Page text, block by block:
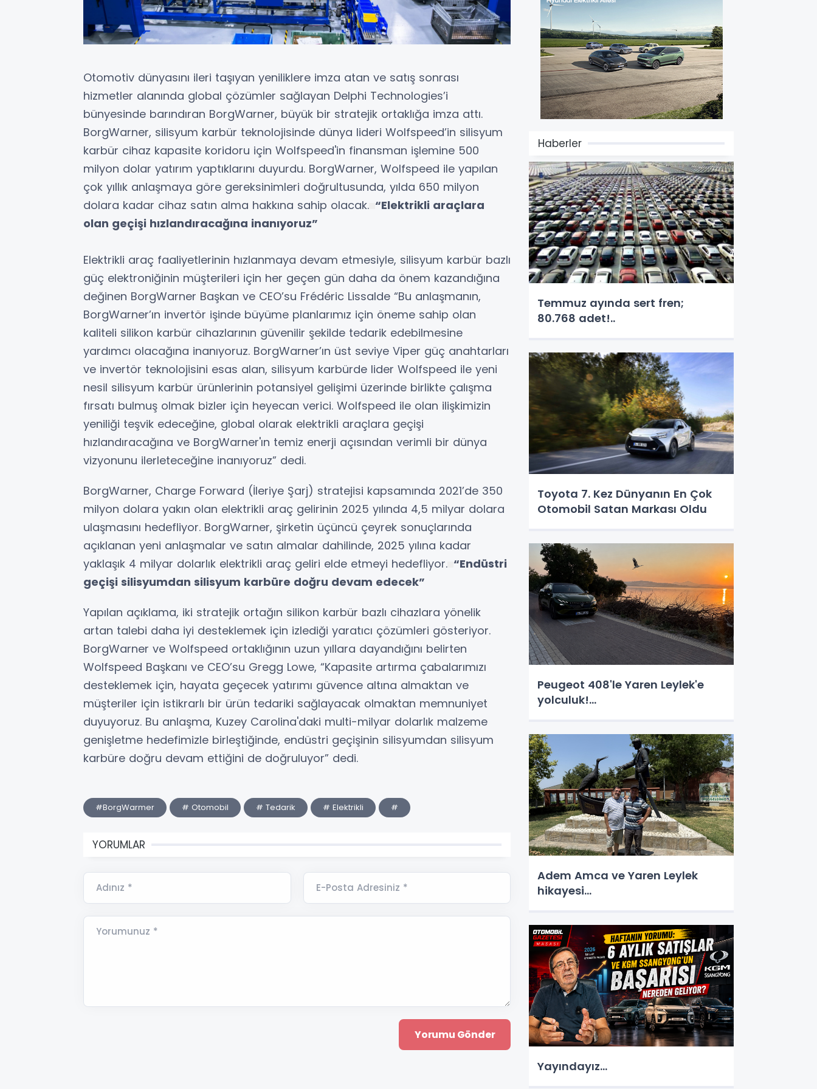
Otomotiv dünyasını ileri taşıyan yeniliklere imza atan ve satış sonrası
hizmetler alanında global çözümler sağlayan Delphi Technologies’i
bünyesinde barındıran BorgWarner, büyük bir stratejik ortaklığa imza attı.
BorgWarner, silisyum karbür teknolojisinde dünya lideri Wolfspeed’in silisyum
karbür cihaz kapasite koridoru için Wolfspeed'in finansman işlemine 500
milyon dolar yatırım yaptıklarını duyurdu. BorgWarner, Wolfspeed ile yapılan
çok yıllık anlaşmaya göre gereksinimleri doğrultusunda, yılda 650 milyon
dolara kadar cihaz satın alma hakkına sahip olacak. “Elektrikli araçlara
olan geçişi hızlandıracağına inanıyoruz”
Elektrikli araç faaliyetlerinin hızlanmaya devam etmesiyle, silisyum karbür bazlı
güç elektroniğinin müşterileri için her geçen gün daha da önem kazandığına
değinen BorgWarner Başkan ve CEO’su Frédéric Lissalde “Bu anlaşmanın,
BorgWarner’ın invertör işinde büyüme planlarımız için öneme sahip olan
kaliteli silikon karbür cihazlarının güvenilir şekilde tedarik edebilmesine
yardımcı olacağına inanıyoruz. BorgWarner’ın üst seviye Viper güç anahtarları
ve invertör teknolojisini esas alan, silisyum karbürde lider Wolfspeed ile yeni
nesil silisyum karbür ürünlerinin potansiyel gelişimi üzerinde birlikte çalışma
fırsatı bulmuş olmak bizler için heyecan verici. Wolfspeed ile olan ilişkimizin
yeniliği teşvik edeceğine, global olarak elektrikli araçlara geçişi
hızlandıracağına ve BorgWarner'ın temiz enerji açısından verimli bir dünya
vizyonunu ilerleteceğine inanıyoruz” dedi.
BorgWarner, Charge Forward (İleriye Şarj) stratejisi kapsamında 2021’de 350
milyon dolara yakın olan elektrikli araç gelirinin 2025 yılında 4,5 milyar dolara
ulaşmasını hedefliyor. BorgWarner, şirketin üçüncü çeyrek sonuçlarında
açıklanan yeni anlaşmalar ve satın almalar dahilinde, 2025 yılına kadar
yaklaşık 4 milyar dolarlık elektrikli araç geliri elde etmeyi hedefliyor. “Endüstri
geçişi silisyumdan silisyum karbüre doğru devam edecek”
Yapılan açıklama, iki stratejik ortağın silikon karbür bazlı cihazlara yönelik
artan talebi daha iyi desteklemek için izlediği yaratıcı çözümleri gösteriyor.
BorgWarner ve Wolfspeed ortaklığının uzun yıllara dayandığını belirten
Wolfspeed Başkanı ve CEO’su Gregg Lowe, “Kapasite artırma çabalarımızı
desteklemek için, hayata geçecek yatırımı güvence altına almaktan ve
müşteriler için istikrarlı bir ürün tedariki sağlayacak olmaktan memnuniyet
duyuyoruz. Bu anlaşma, Kuzey Carolina'daki multi-milyar dolarlık malzeme
genişletme hedefimizle birleştiğinde, endüstri geçişinin silisyumdan silisyum
karbüre doğru devam ettiğini de doğruluyor” dedi.
#BorgWarmer # Otomobil # Tedarik # Elektrikli #
YORUMLAR
Adınız * E-Posta Adresiniz *
Yorumunuz *
Haberler
Temmuz ayında sert fren;
80.768 adet!..
Toyota 7. Kez Dünyanın En Çok
Otomobil Satan Markası Oldu
Peugeot 408'le Yaren Leylek'e
yolculuk!...
Adem Amca ve Yaren Leylek
hikayesi...
Yayındayız...